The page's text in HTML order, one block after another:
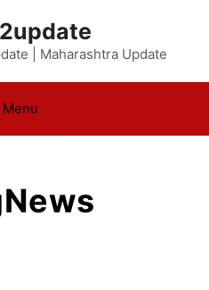
| Maharashtra Update
Menu